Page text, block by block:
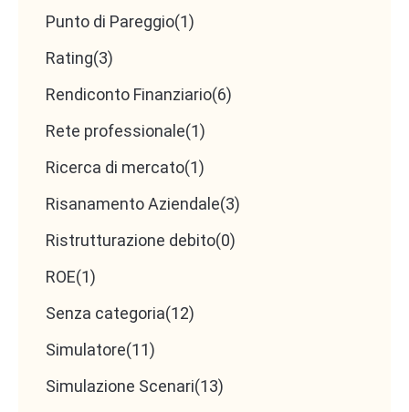
Punto di Pareggio(1)
Rating(3)
Rendiconto Finanziario(6)
Rete professionale(1)
Ricerca di mercato(1)
Risanamento Aziendale(3)
Ristrutturazione debito(0)
ROE(1)
Senza categoria(12)
Simulatore(11)
Simulazione Scenari(13)